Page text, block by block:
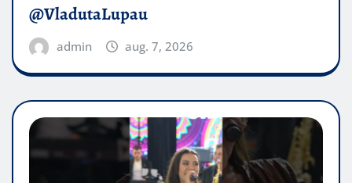
@VladutaLupau
admin aug. 7, 2026